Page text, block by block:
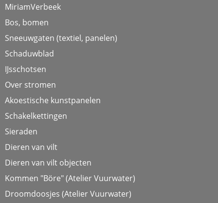
MiriamVerbeek
Bos, bomen
Sneeuwgaten (textiel, panelen)
Schaduwblad
IJsschotsen
Over stromen
Akoestische kunstpanelen
Schakelkettingen
Sieraden
Dieren van vilt
Dieren van vilt objecten
Kommen "Böre" (Atelier Vuurwater)
Droomdoosjes (Atelier Vuurwater)